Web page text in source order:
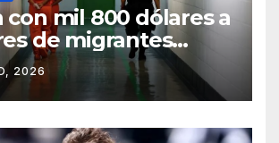
con mil 800 dólares a
de migrantes
en Estados Unidos;
liberarlos
2026